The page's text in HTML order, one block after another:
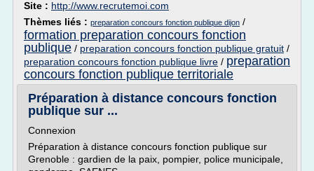
Site : http://www.recrutemoi.com
Thèmes liés : preparation concours fonction publique dijon /
formation preparation concours fonction
publique / preparation concours fonction publique gratuit /
preparation concours fonction publique livre / preparation
concours fonction publique territoriale
Préparation à distance concours fonction
publique sur ...
Connexion
Préparation à distance concours fonction publique sur
Grenoble : gardien de la paix, pompier, police municipale,